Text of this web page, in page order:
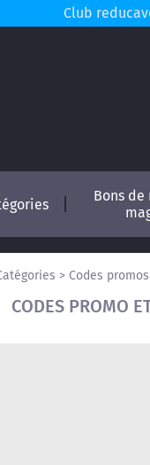
Club
Bons
> Codes
CODES PROMO